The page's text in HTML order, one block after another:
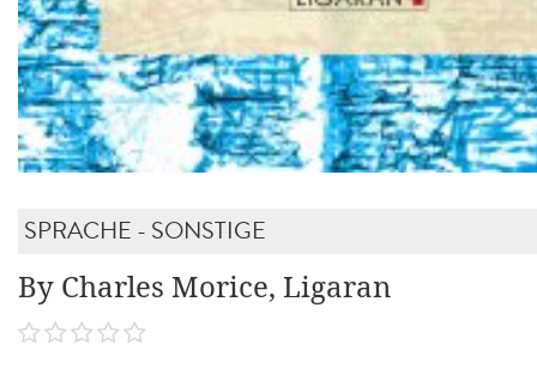
SPRACHE - SONSTIGE
By Charles Morice, Ligaran